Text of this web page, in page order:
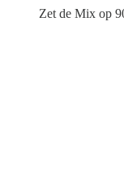
Zet de Mix op